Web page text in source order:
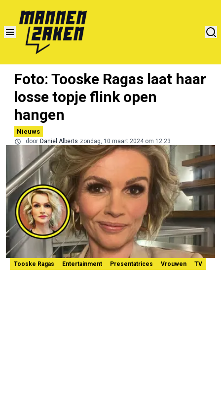
Foto: Tooske Ragas laat haar
losse topje flink open
hangen
Nieuws
door Daniel Alberts zondag, 10 maart 2024 om 12:23
Tooske Ragas Entertainment Presentatrices Vrouwen TV